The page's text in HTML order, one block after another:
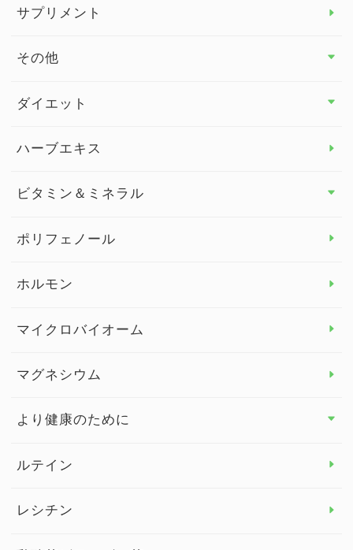
サプリメント
その他
その他 トップ
健康セミナー
ダイエット
ダイエット トップ
ハーブエキス
ビタミン＆ミネラル
ビタミン＆ミネラル トップ
ビタミンE
ポリフェノール
ホルモン
マイクロバイオーム
マグネシウム
より健康のために
より健康のために トップ
ルテイン
レシチン